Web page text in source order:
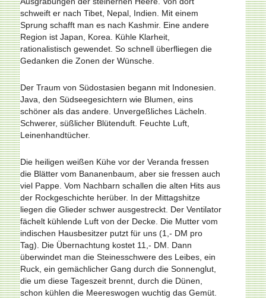
schweift er nach Tibet, Nepal, Indien. Mit einem
Sprung schafft man es nach Kashmir. Eine andere
Region ist Japan, Korea. Kühle Klarheit,
rationalistisch gewendet. So schnell überfliegen die
Gedanken die Zonen der Wünsche.
Der Traum von Südostasien begann mit Indonesien.
Java, den Südseegesichtern wie Blumen, eins
schöner als das andere. Unvergeßliches Lächeln.
Schwerer, süßlicher Blü­tenduft. Feuchte Luft,
Leinenhandtücher.
Die heiligen weißen Kühe vor der Veranda fressen
die Blätter vom Bananenbaum, aber sie fressen auch
viel Pappe. Vom Nachbarn schallen die alten Hits aus
der Rockgeschichte herüber. In der Mittagshitze
liegen die Glieder schwer ausgestreckt. Der Ventilator
fächelt kühlende Luft von der Decke. Die Mutter vom
indischen Hausbesitzer putzt für uns (1,- DM pro
Tag). Die Übernachtung kostet 11,- DM. Dann
überwindet man die Steinesschwere des Leibes, ein
Ruck, ein gemächlicher Gang durch die Sonnenglut,
die um diese Tageszeit brennt, durch die Dünen,
schon kühlen die Meereswogen wuchtig das Gemüt.